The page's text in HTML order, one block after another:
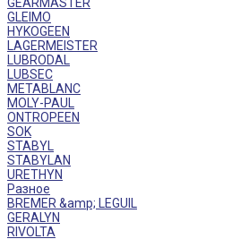
GLEIMO
HYKOGEEN
LAGERMEISTER
LUBRODAL
LUBSEC
METABLANC
MOLY-PAUL
ONTROPEEN
SOK
STABYL
STABYLAN
URETHYN
Разное
BREMER &amp; LEGUIL
GERALYN
RIVOLTA